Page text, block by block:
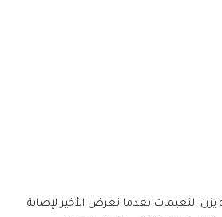
النعيمات بعدما تعرض الأخير لإصابة